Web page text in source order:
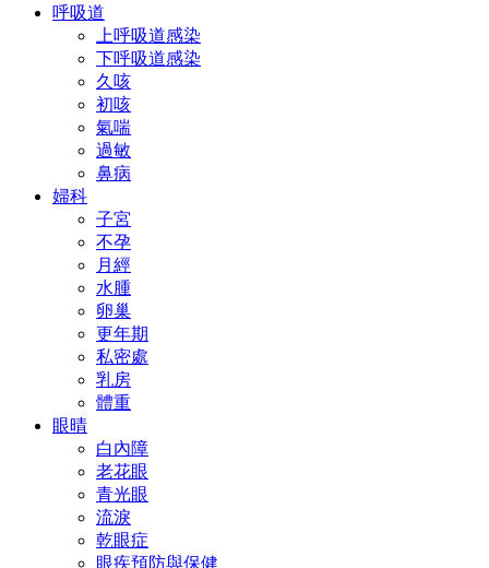
呼吸道
上呼吸道感染
下呼吸道感染
久咳
初咳
氣喘
過敏
鼻病
婦科
子宮
不孕
月經
水腫
卵巢
更年期
私密處
乳房
體重
眼晴
白內障
老花眼
青光眼
流淚
乾眼症
眼疾預防與保健